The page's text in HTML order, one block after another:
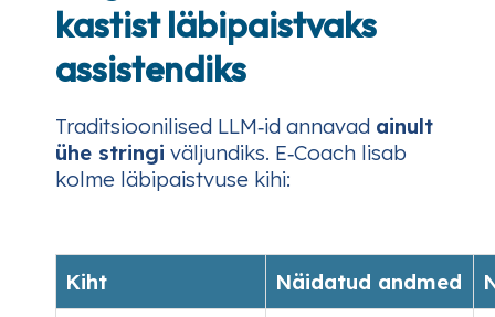
kastist läbipaistvaks
assistendiks
Traditsioonilised LLM‑id annavad ainult
ühe stringi väljundiks. E‑Coach lisab
kolme läbipaistvuse kihi:
Kiht Näidatud andmed